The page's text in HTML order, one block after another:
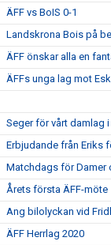
ÄFF vs BoIS 0-1
Landskrona Bois på
ÄFF önskar alla en
ÄFFs unga lag mot
Seger för vårt damlag
Erbjudande från Eriks
Matchdags för Damer
Årets första ÄFF-möte
Ang bilolyckan vid
ÄFF Herrlag 2020